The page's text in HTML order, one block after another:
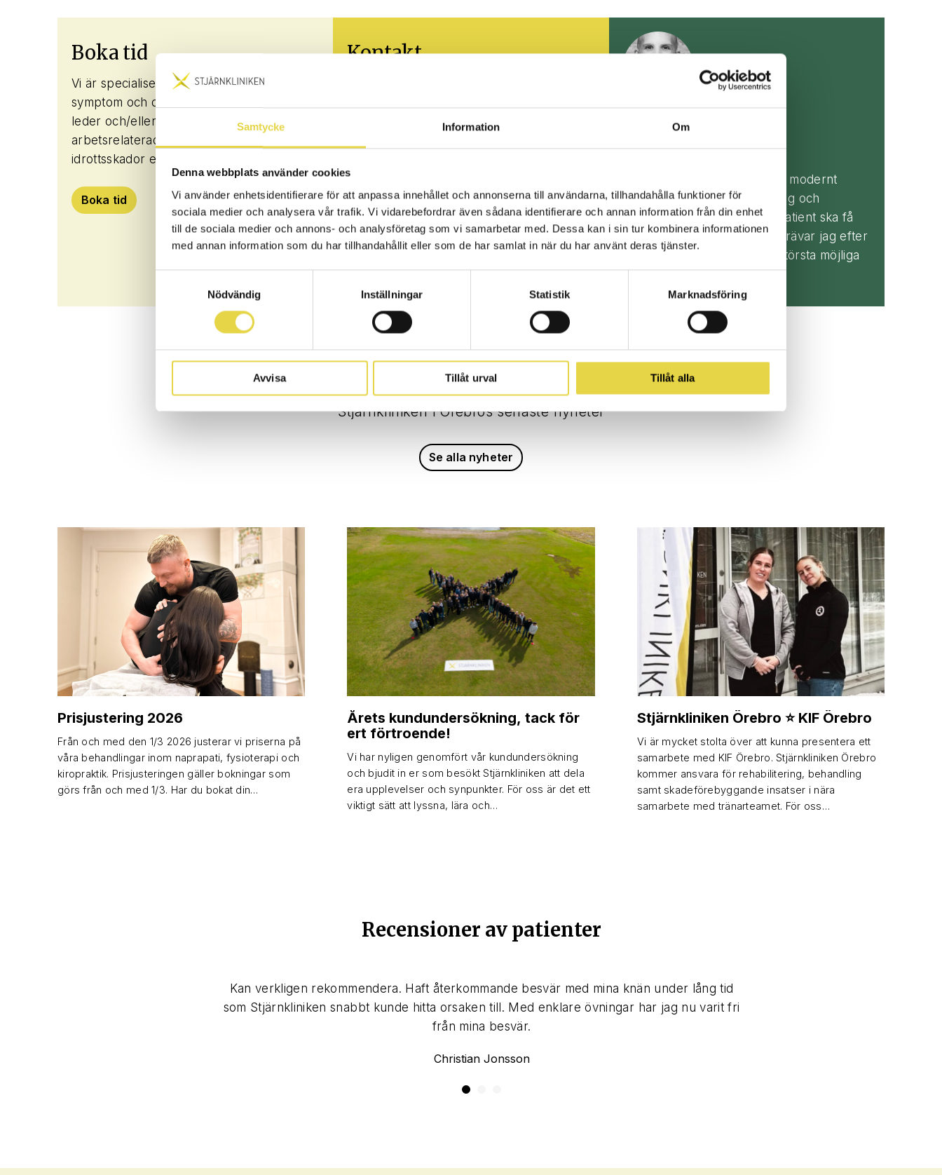
Samtycke Information Om
Denna webbplats använder cookies
Vi använder enhetsidentifierare för att anpassa innehållet och annonserna till användarna, tillhandahålla funktioner för
sociala medier och analysera vår trafik. Vi vidarebefordrar även sådana identifierare och annan information från din enhet
till de sociala medier och annons- och analysföretag som vi samarbetar med. Dessa kan i sin tur kombinera informationen
med annan information som du har tillhandahållit eller som de har samlat in när du har använt deras tjänster.
Nödvändig
Inställningar Statistik Marknadsföring
Avvisa Tillåt urval Tillåt alla
Boka tid
Vi är specialiserade inom olika typer av
symptom och diagnoser inom muskler,
leder och/eller skelett. Det kan vara
arbetsrelaterade belastningsskador,
idrottsskador eller psykiska besvär.
Boka tid
Kontakt
info@stjarnkliniken.com
Måndag-fredag
08:00-17:00
Läs mer här
”Min målsättning är att ha ett modernt
synsätt på både undersökning och
behandling, för att du som patient ska få
bästa möjliga hjälp. Därför strävar jag efter
att arbeta evidensbaserat i största möjliga
mån.”
Johnny Sellvén
NYHETER
Stjärnkliniken i Örebros senaste nyheter
Se alla nyheter
Prisjustering 2026
Från och med den 1/3 2026 justerar vi priserna på
våra behandlingar inom naprapati, fysioterapi och
kiropraktik. Prisjusteringen gäller bokningar som
görs från och med 1/3. Har du bokat din…
Årets kundundersökning, tack för
ert förtroende!
Vi har nyligen genomfört vår kundundersökning
och bjudit in er som besökt Stjärnkliniken att dela
era upplevelser och synpunkter. För oss är det ett
viktigt sätt att lyssna, lära och…
Stjärnkliniken Örebro ⭐ KIF Örebro
Vi är mycket stolta över att kunna presentera ett
samarbete med KIF Örebro. Stjärnkliniken Örebro
kommer ansvara för rehabilitering, behandling
samt skadeförebyggande insatser i nära
samarbete med tränarteamet. För oss…
Recensioner av patienter
Kan verkligen rekommendera. Haft återkommande besvär med mina knän under lång tid
som Stjärnkliniken snabbt kunde hitta orsaken till. Med enklare övningar har jag nu varit fri
från mina besvär.
Christian Jonsson